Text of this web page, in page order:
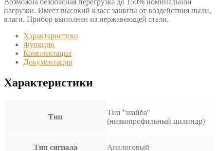
нагрузки. Имеет высокий класс защиты от воздействия пыли,
влаги. Прибор выполнен из нержавеющей стали.
Характеристики
Функции
Комплектация
Документация
Характеристики
Тип
Тип "шайба"
(низкопрофильный цилиндр)
Тип сигнала Аналоговый